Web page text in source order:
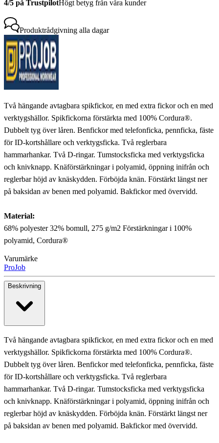
4/5 på TrustpilotHögt betyg från våra kunder
Produktrådgivning alla dagar
Två hängande avtagbara spikfickor, en med extra fickor och en med
verktygshällor. Spikfickorna förstärkta med 100% Cordura®.
Dubbelt tyg över låren. Benfickor med telefonficka, pennficka, fäste
för ID-kortshållare och verktygsficka. Två reglerbara
hammarhankar. Två D-ringar. Tumstocksficka med verktygsficka
och knivknapp. Knäförstärkningar i polyamid, öppning inifrån och
reglerbar höjd av knäskydden. Förböjda knän. Förstärkt längst ner
på baksidan av benen med polyamid. Bakfickor med övervidd.
Material:
68% polyester 32% bomull, 275 g/m2 Förstärkningar i 100%
polyamid, Cordura®
Varumärke
ProJob
Beskrivning
Två hängande avtagbara spikfickor, en med extra fickor och en med
verktygshällor. Spikfickorna förstärkta med 100% Cordura®.
Dubbelt tyg över låren. Benfickor med telefonficka, pennficka, fäste
för ID-kortshållare och verktygsficka. Två reglerbara
hammarhankar. Två D-ringar. Tumstocksficka med verktygsficka
och knivknapp. Knäförstärkningar i polyamid, öppning inifrån och
reglerbar höjd av knäskydden. Förböjda knän. Förstärkt längst ner
på baksidan av benen med polyamid. Bakfickor med övervidd.